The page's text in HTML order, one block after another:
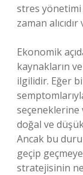
stres yönetimi
zaman
Ekonomik
kaynakların
ilgilidir. Eğer
seçeneklerine
doğal ve
Ancak bu
geçip
stratejisinin